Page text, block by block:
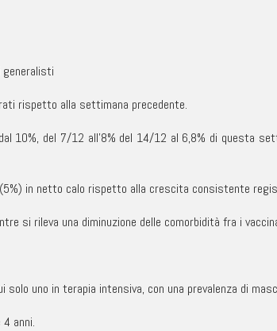
rispetto alla settimana precedente.
10%, del 7/12 all’8% del 14/12 al 6,8% di questa
in netto calo rispetto alla crescita consistente
si rileva una diminuzione delle comorbidità fra i
uno in terapia intensiva, con una prevalenza di
anni.